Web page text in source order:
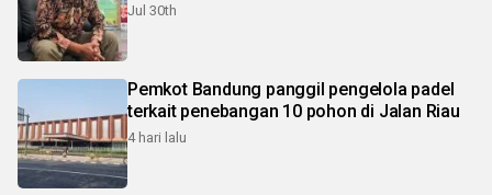
Jul 30th
Pemkot Bandung panggil pengelola padel
terkait penebangan 10 pohon di Jalan Riau
4 hari lalu